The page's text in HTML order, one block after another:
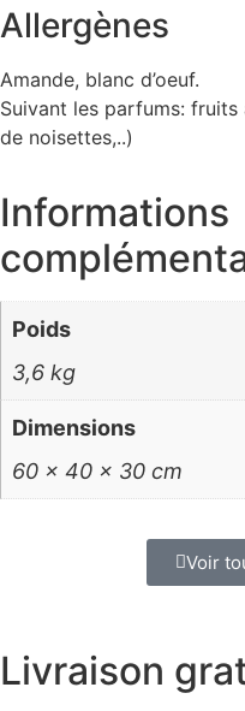
Allergènes
Amande, blanc d’oeuf.
Suivant les parfums:
de noisettes,..)
Informations
Poids
3,6 kg
Dimensions
60 × 40 × 30 cm
Voir
Livraison